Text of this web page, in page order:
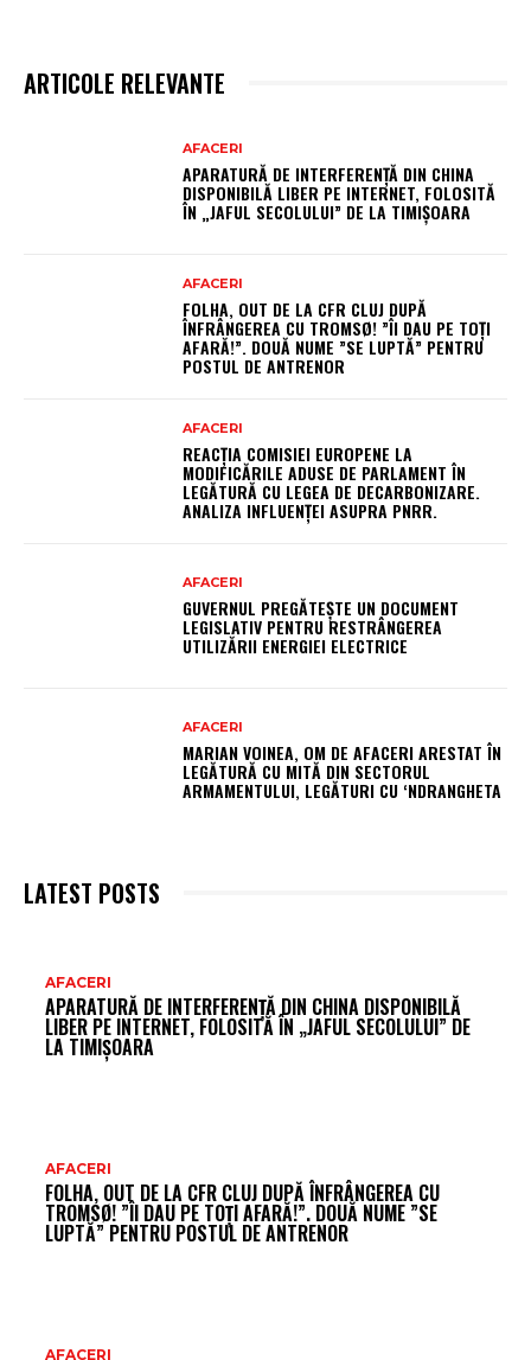
ARTICOLE RELEVANTE
AFACERI
APARATURĂ DE INTERFERENȚĂ DIN CHINA
DISPONIBILĂ LIBER PE INTERNET, FOLOSITĂ
ÎN „JAFUL SECOLULUI” DE LA TIMIȘOARA
AFACERI
FOLHA, OUT DE LA CFR CLUJ DUPĂ
ÎNFRÂNGEREA CU TROMSØ! ”ÎI DAU PE TOȚI
AFARĂ!”. DOUĂ NUME ”SE LUPTĂ” PENTRU
POSTUL DE ANTRENOR
AFACERI
REACȚIA COMISIEI EUROPENE LA
MODIFICĂRILE ADUSE DE PARLAMENT ÎN
LEGĂTURĂ CU LEGEA DE DECARBONIZARE.
ANALIZA INFLUENȚEI ASUPRA PNRR.
AFACERI
GUVERNUL PREGĂTEȘTE UN DOCUMENT
LEGISLATIV PENTRU RESTRÂNGEREA
UTILIZĂRII ENERGIEI ELECTRICE
AFACERI
MARIAN VOINEA, OM DE AFACERI ARESTAT ÎN
LEGĂTURĂ CU MITĂ DIN SECTORUL
ARMAMENTULUI, LEGĂTURI CU ‘NDRANGHETA
LATEST POSTS
AFACERI
APARATURĂ DE INTERFERENȚĂ DIN CHINA DISPONIBILĂ
LIBER PE INTERNET, FOLOSITĂ ÎN „JAFUL SECOLULUI” DE
LA TIMIȘOARA
AFACERI
FOLHA, OUT DE LA CFR CLUJ DUPĂ ÎNFRÂNGEREA CU
TROMSØ! ”ÎI DAU PE TOȚI AFARĂ!”. DOUĂ NUME ”SE
LUPTĂ” PENTRU POSTUL DE ANTRENOR
AFACERI